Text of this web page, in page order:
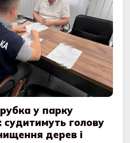
у парку
судитимуть голову
дерев і